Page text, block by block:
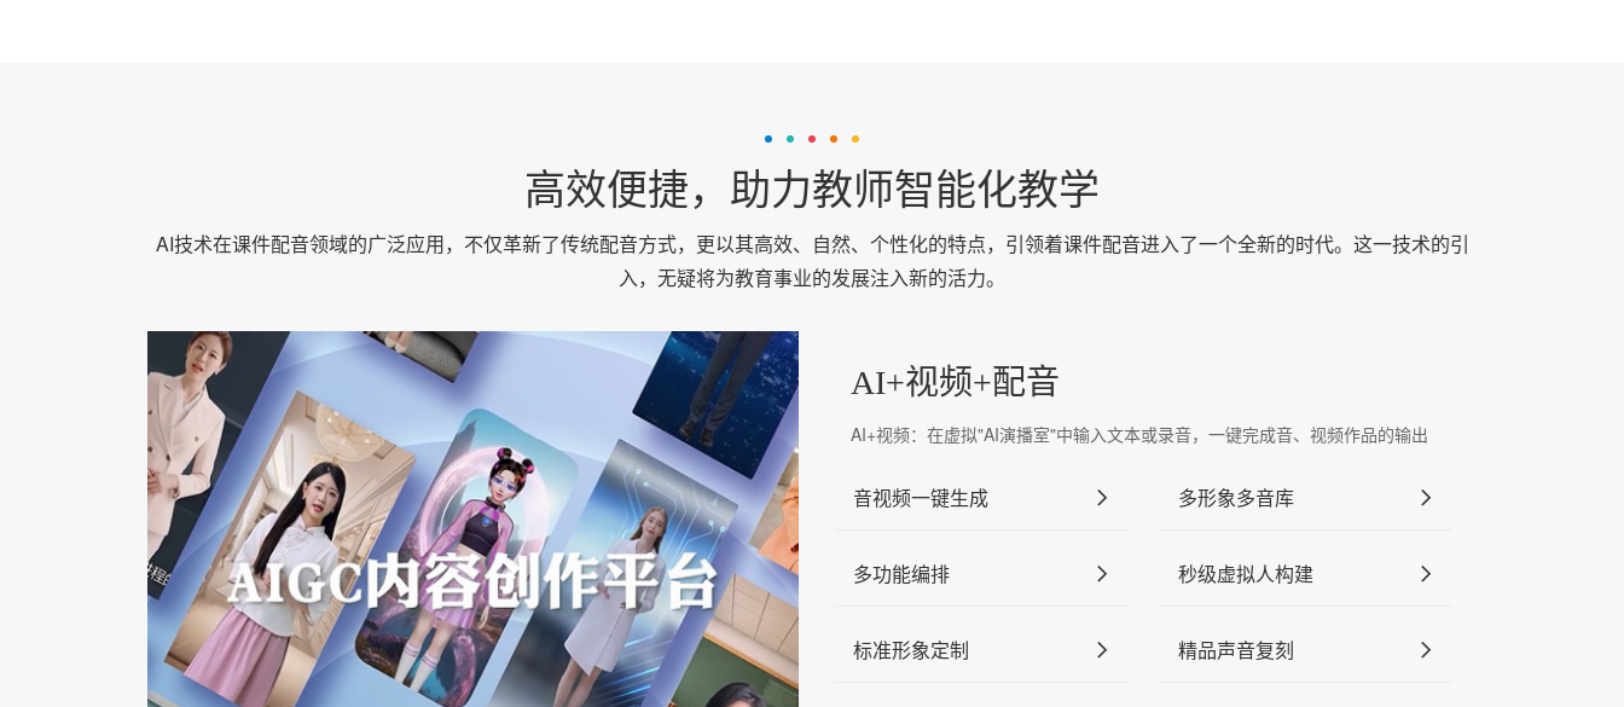
高效便捷，助力教师智能化教学
AI技术在课件配音领域的广泛应用，不仅革新了传统配音方式，更以其高效、自然、个性化的特点，引领着课件配音进入了一个全新的时代。这一技术的引
入，无疑将为教育事业的发展注入新的活力。
AI+视频+配音
AI+视频：在虚拟"AI演播室"中输入文本或录音，一键完成音、视频作品的输出
音视频一键生成 多形象多音库
多功能编排 秒级虚拟人构建
标准形象定制 精品声音复刻